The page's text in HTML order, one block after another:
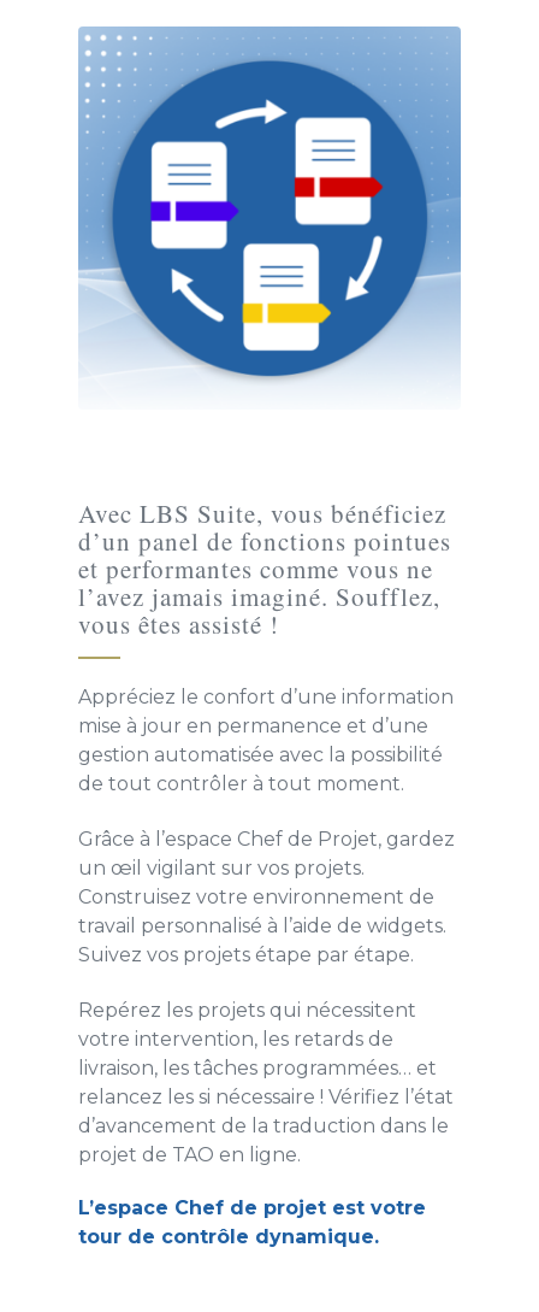
Avec LBS Suite, vous bénéficiez
d’un panel de fonctions pointues
et performantes comme vous ne
l’avez jamais imaginé. Soufflez,
vous êtes assisté !
Appréciez le confort d’une information
mise à jour en permanence et d’une
gestion automatisée avec la possibilité
de tout contrôler à tout moment.
Grâce à l’espace Chef de Projet, gardez
un œil vigilant sur vos projets.
Construisez votre environnement de
travail personnalisé à l’aide de widgets.
Suivez vos projets étape par étape.
Repérez les projets qui nécessitent
votre intervention, les retards de
livraison, les tâches programmées… et
relancez les si nécessaire ! Vérifiez l’état
d’avancement de la traduction dans le
projet de TAO en ligne.
L’espace Chef de projet est votre
tour de contrôle dynamique.